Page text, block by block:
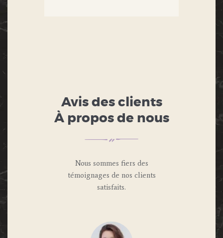
Avis des clients
À propos de nous
Nous sommes fiers des
témoignages de nos clients
satisfaits.